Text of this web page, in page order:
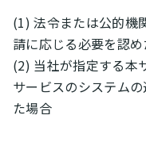
(1) 法令または公的機
請に応じる必要を認
(2) 当社が指定する本
サービスのシステム
た場合